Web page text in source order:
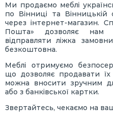
Ми продаємо меблі
по Вінниці та
через інтернет-магазин.
Пошта» дозволяє нам
відправляти ліжка
безкоштовна.
Меблі отримуємо
що дозволяє продавати
можна вносити зручним
або з банківської картки.
Звертайтесь, чекаємо на